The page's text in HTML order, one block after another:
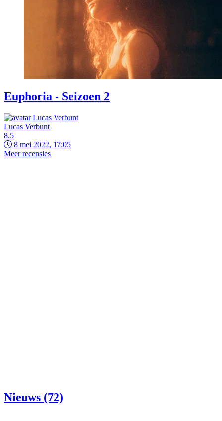
Euphoria - Seizoen 2
Lucas Verbunt
8.5
8 mei 2022, 17:05
Meer recensies
Nieuws (72)